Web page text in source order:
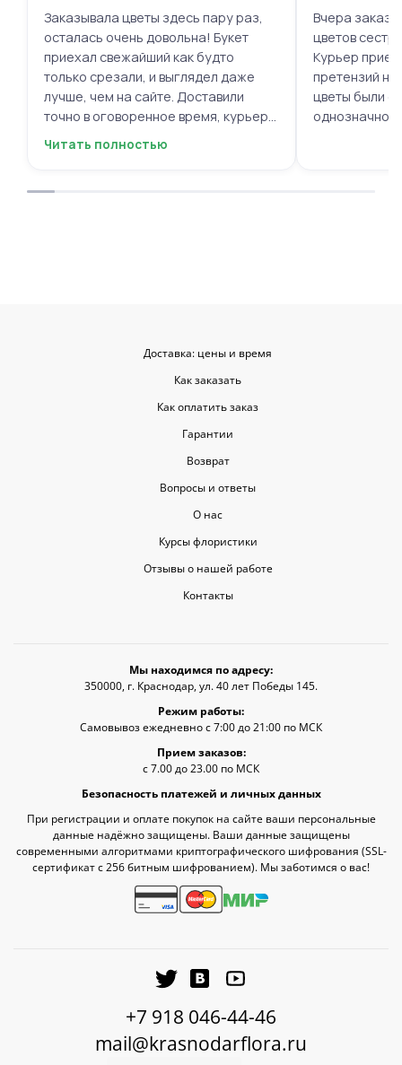
Заказывала цветы здесь пару раз,
осталась очень довольна! Букет
приехал свежайший как будто
только срезали, и выглядел даже
лучше, чем на сайте. Доставили
точно в оговоренное время, курьер
вежливый, ещё и открытку с тёплыми
приятными. Однозначно буду
Читать полностью
Вчера
цветов
Курьер
претензий
цветы были
однозначно.
Доставка: цены и время
Как заказать
Как оплатить заказ
Гарантии
Возврат
Вопросы и ответы
О нас
Курсы флористики
Отзывы о нашей работе
Контакты
Мы находимся по адресу:
350000, г. Краснодар, ул. 40 лет Победы 145.
Режим работы:
Самовывоз ежедневно с 7:00 до 21:00 по МСК
Прием заказов:
с 7.00 до 23.00 по МСК
Безопасность платежей и личных данных
При регистрации и оплате покупок на сайте ваши персональные
данные надёжно защищены. Ваши данные защищены
современными алгоритмами криптографического шифрования (SSL-
сертификат c 256 битным шифрованием). Мы заботимся о вас!
+7 918 046-44-46
mail@krasnodarflora.ru